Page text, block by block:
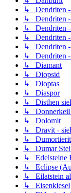
↳ Dendriten -
↳ Dendriten -
↳ Dendriten -
↳ Dendriten -
↳ Dendriten -
↳ Dendriten -
↳ Diamant
↳ Diopsid
↳ Dioptas
↳ Diaspor
↳ Disthen
↳ Donnerkeil
↳ Dolomit
↳ Dravit -
↳ Dumortierit
↳ Dumar
↳ Edelsteine
↳ Eclipse
↳ Eilatstein
↳ Eisenkiesel